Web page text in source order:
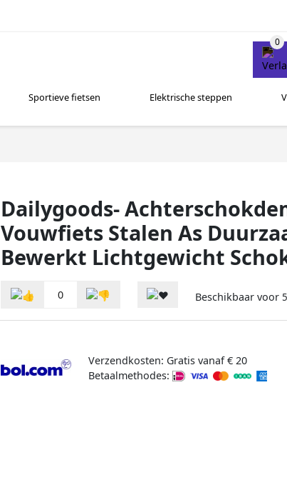
Sportieve fietsen Elektrische steppen
Dailygoods-
Vouwfiets Stalen As
Bewerkt Lichtgewicht
0 Beschikbaar voor
Verzendkosten: Gratis vanaf € 20
Betaalmethodes: